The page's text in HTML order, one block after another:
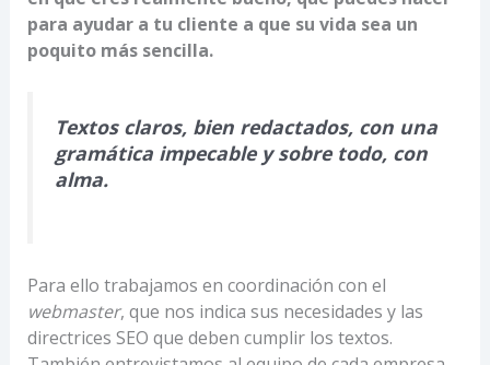
para ayudar a tu cliente a que su vida sea un
poquito más sencilla.
Textos claros, bien redactados, con una
gramática impecable y sobre todo, con
alma.
Para ello trabajamos en coordinación con el
webmaster, que nos indica sus necesidades y las
directrices SEO que deben cumplir los textos.